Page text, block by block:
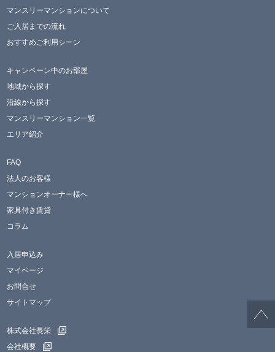
マンスリーマンションについて
ご入居までの流れ
おすすめご利用シーン
キャンペーン中のお部屋
地域から探す
沿線から探す
マンスリーマンション一覧
エリア紹介
FAQ
法人のお客様
マンションオーナー様へ
家具付き賃貸
コラム
入居申込み
マイページ
お問合せ
サイトマップ
株式会社長栄
会社概要